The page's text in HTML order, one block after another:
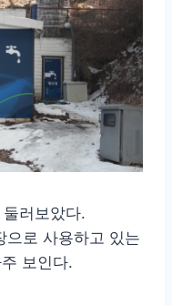
러보았다.
으로 사용하고 있는
보인다.